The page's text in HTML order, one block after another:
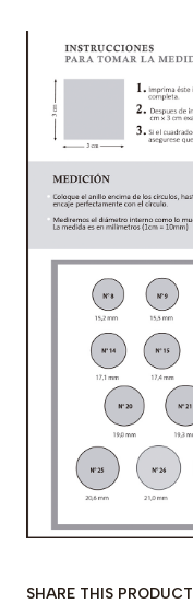
SHARE THIS PRODUCT